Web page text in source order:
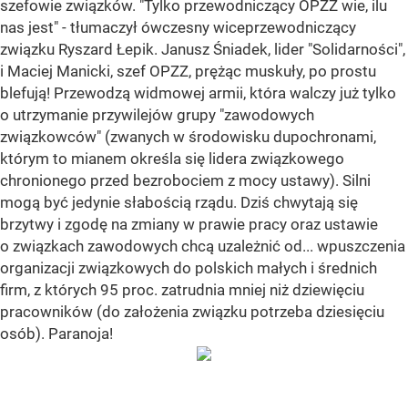
szefowie związków. "Tylko przewodniczący OPZZ wie, ilu
nas jest" - tłumaczył ówczesny wiceprzewodniczący
związku Ryszard Łepik. Janusz Śniadek, lider "Solidarności",
i Maciej Manicki, szef OPZZ, prężąc muskuły, po prostu
blefują! Przewodzą widmowej armii, która walczy już tylko
o utrzymanie przywilejów grupy "zawodowych
związkowców" (zwanych w środowisku dupochronami,
którym to mianem określa się lidera związkowego
chronionego przed bezrobociem z mocy ustawy). Silni
mogą być jedynie słabością rządu. Dziś chwytają się
brzytwy i zgodę na zmiany w prawie pracy oraz ustawie
o związkach zawodowych chcą uzależnić od... wpuszczenia
organizacji związkowych do polskich małych i średnich
firm, z których 95 proc. zatrudnia mniej niż dziewięciu
pracowników (do założenia związku potrzeba dziesięciu
osób). Paranoja!